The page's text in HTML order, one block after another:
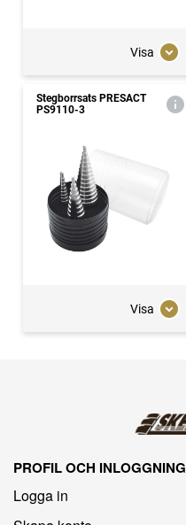
Visa
Stegborrsats PRESACT
PS9110-3
Visa
PROFIL OCH INLOGGNING
Logga in